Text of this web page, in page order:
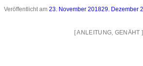
Veröffentlicht am 23. November 201829. Dezember
[ANLEITUNG GENÄHT ]